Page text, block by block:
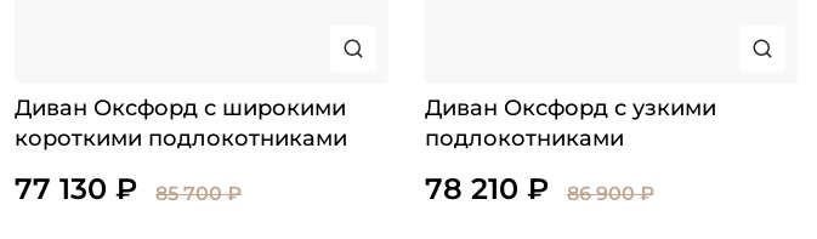
Диван Оксфорд с широкими
короткими подлокотниками
77 130 ₽ 85 700 ₽
Диван Оксфорд с узкими
подлокотниками
78 210 ₽ 86 900 ₽